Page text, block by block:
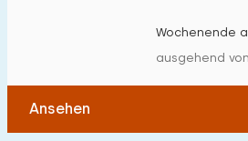
Kinderfreundlich
Wochenende
ausgehend
Ansehen